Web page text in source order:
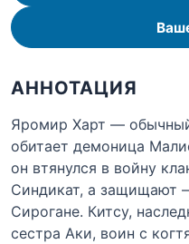
АННОТАЦИЯ
Яромир Харт —
обитает демоница
он втянулся в войну
Синдикат, а защищают
Сирогане. Китсу,
сестра Аки, воин с